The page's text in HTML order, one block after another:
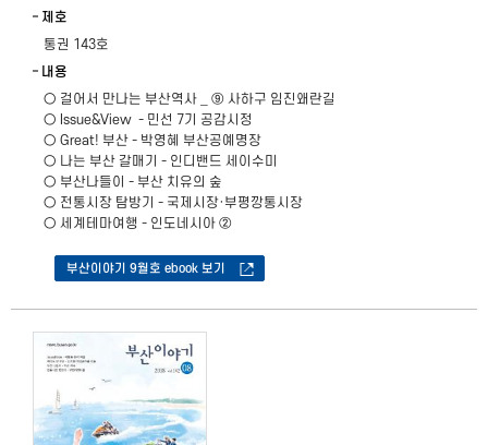
제호
통권 143호
내용
○ 걸어서 만나는 부산역사 _ ⑨ 사하구 임진왜란길
○ Issue&View - 민선 7기 공감시정
​○ Great! 부산 - 박영혜 부산공예명장
○ 나는 부산 갈매기 - 인디밴드 세이수미
○ 부산나들이 - 부산 치유의 숲
○ 전통시장 탐방기 - 국제시장·부평깡통시장
○ 세계테마여행 - 인도네시아 ②
부산이야기 9월호 ebook 보기